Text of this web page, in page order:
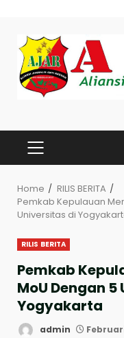
content
PRIMARY
MENU
Home
RILIS BERITA
Pemkab Kepulauan
Universitas di
RILIS BERITA
Pemkab
MoU Dengan
Yogyakarta
admin